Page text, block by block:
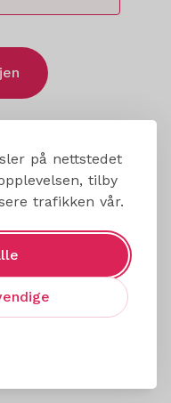
på nettstedet
tilby
trafikken vår.